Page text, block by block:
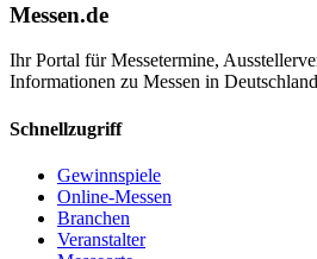
Messen.de
Ihr Portal für Messetermine,
Informationen zu Messen in
Schnellzugriff
Gewinnspiele
Online-Messen
Branchen
Veranstalter